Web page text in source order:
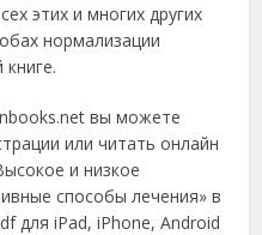
этих и многих других
нормализации
вы можете
или читать онлайн
и низкое
способы лечения» в
для iPad, iPhone, Android